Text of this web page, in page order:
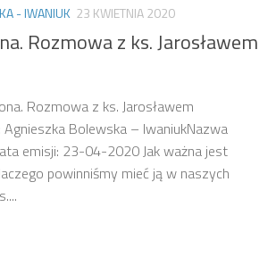
- IWANIUK 23 KWIETNIA 2020
Rozmowa z ks. Jarosławem
Rozmowa z ks. Jarosławem
Agnieszka Bolewska – IwaniukNazwa
emisji: 23-04-2020 Jak ważna jest
powinniśmy mieć ją w naszych